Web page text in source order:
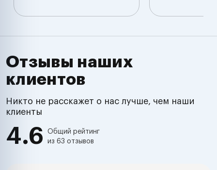
Отзывы наших
клиентов
Никто не расскажет о нас лучше, чем наши
клиенты
4.6
Общий рейтинг
из 63 отзывов